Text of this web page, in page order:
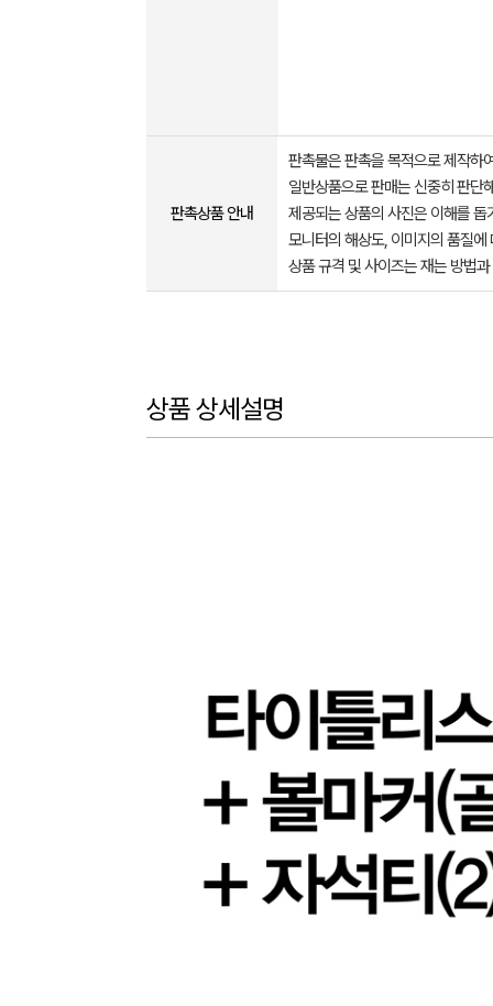
판촉상품 안내
판촉물은 판촉을 목적으로 제작하
일반상품으로 판매는 신중히 판단
제공되는 상품의 사진은 이해를
모니터의 해상도, 이미지의 품질
상품 규격 및 사이즈는 재는 방법
상품 상세설명